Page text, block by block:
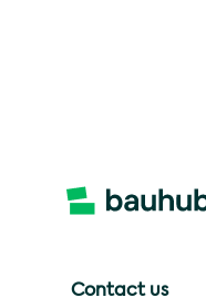
Contact us